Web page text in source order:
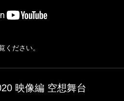
ください。
映像編 空想舞台